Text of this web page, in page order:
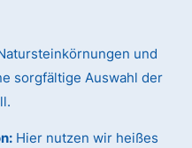
und
sorgfältige Auswahl der
Hier nutzen wir heißes